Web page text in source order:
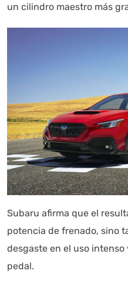
un cilindro maestro más
Subaru afirma que el
potencia de frenado, sino
desgaste en el uso
pedal.